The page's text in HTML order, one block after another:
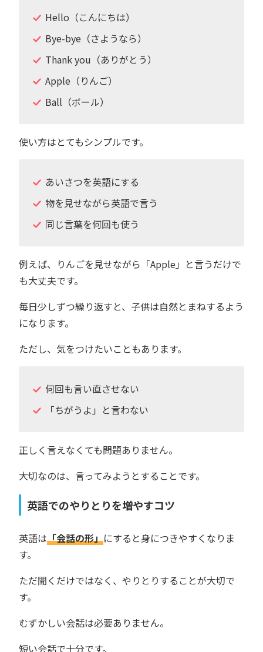
Hello（こんにちは）
Bye-bye（さようなら）
Thank you（ありがとう）
Apple（りんご）
Ball（ボール）
使い方はとてもシンプルです。
あいさつを英語にする
物を見せながら英語で言う
同じ言葉を何回も使う
例えば、りんごを見せながら「Apple」と言うだけで
も大丈夫です。
毎日少しずつ繰り返すと、子供は自然とまねするよう
になります。
ただし、気をつけたいこともあります。
何回も言い直させない
「ちがうよ」と言わない
正しく言えなくても問題ありません。
大切なのは、言ってみようとすることです。
英語でのやりとりを増やすコツ
英語は「会話の形」にすると身につきやすくなりま
す。
ただ聞くだけではなく、やりとりすることが大切で
す。
むずかしい会話は必要ありません。
短い会話で十分です。